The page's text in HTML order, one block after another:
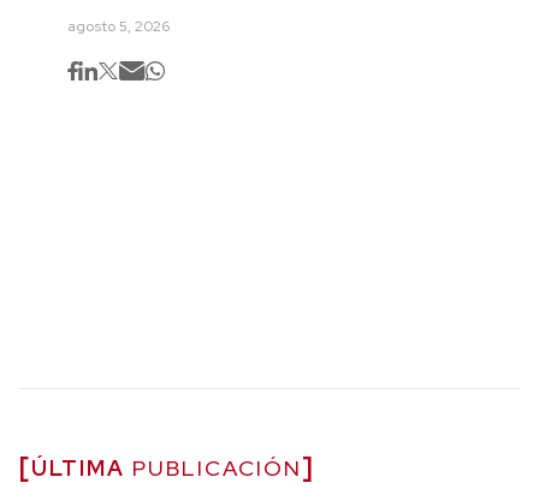
agosto 5, 2026
ÚLTIMA PUBLICACIÓN